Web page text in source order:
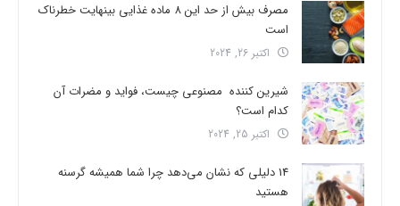
مصرف بیش از حد این 8 ماده غذایی بینهایت خطرناک
است
اکتبر 26, 2024
شیرین کننده مصنوعی چیست، فواید و مضرات آن
کدام است؟
اکتبر 25, 2024
14 دلیلی که نشان می‌دهد چرا شما همیشه گرسنه
هستید